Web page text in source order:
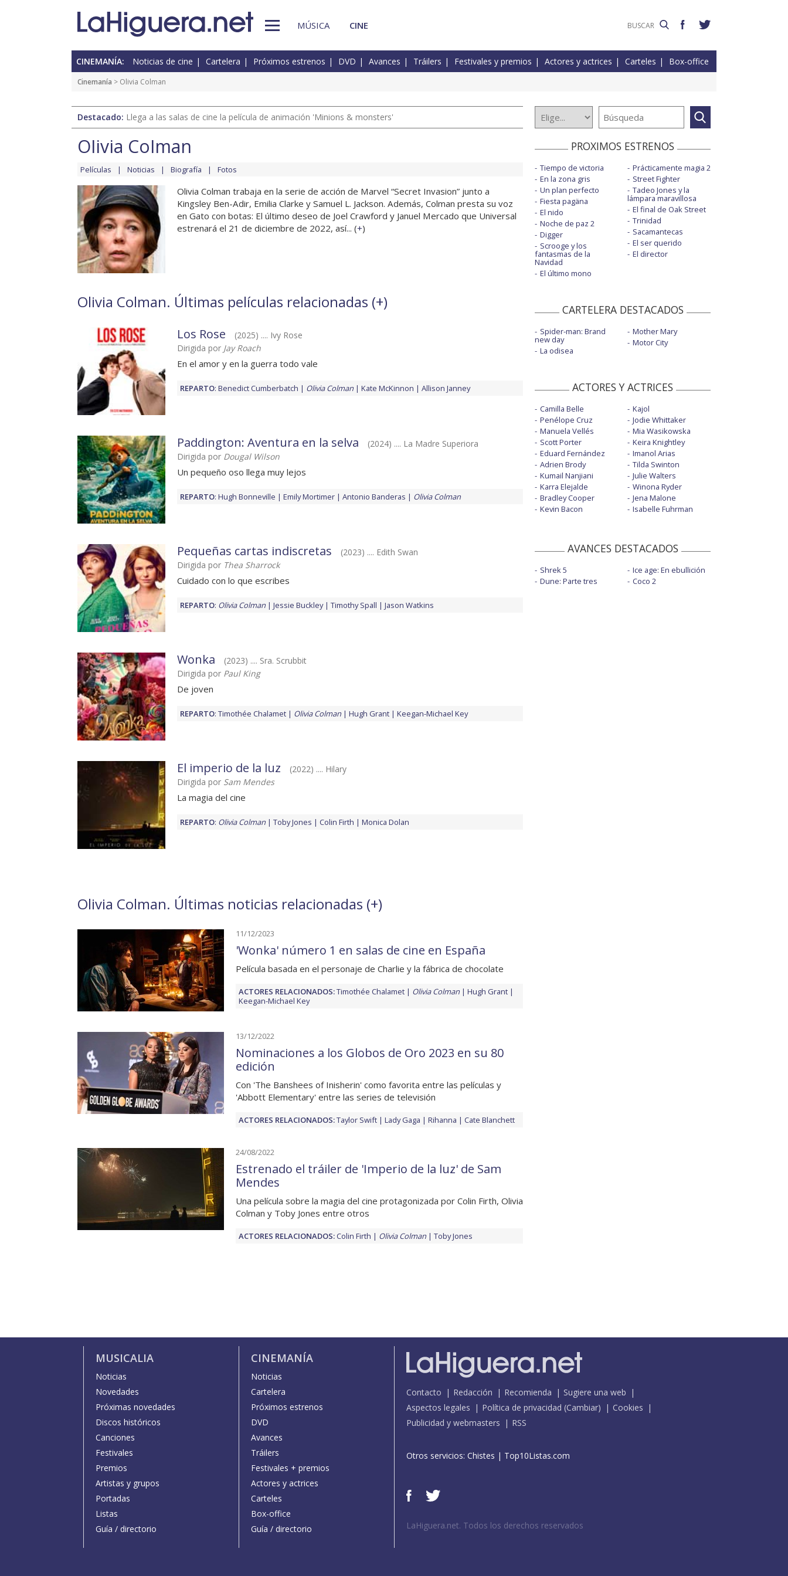
MÚSICA CINE
CINEMANÍA: Noticias de cine Cartelera Próximos estrenos DVD Avances Tráilers Festivales y premios Actores y actrices Carteles Box-office
Cinemanía > Olivia Colman
Destacado: Llega a las salas de cine la película de animación 'Minions & monsters'
Olivia Colman
Películas Noticias Biografía Fotos
Olivia Colman trabaja en la serie de acción de Marvel “Secret Invasion” junto a
Kingsley Ben-Adir, Emilia Clarke y Samuel L. Jackson. Además, Colman presta su voz
en Gato con botas: El último deseo de Joel Crawford y Januel Mercado que Universal
estrenará el 21 de diciembre de 2022, así... (+)
Olivia Colman. Últimas películas relacionadas (+)
Los Rose
(2025) .... Ivy Rose
Dirigida por Jay Roach
En el amor y en la guerra todo vale
REPARTO: Benedict Cumberbatch Olivia Colman Kate McKinnon Allison Janney
Paddington: Aventura en la selva
(2024) .... La Madre Superiora
Dirigida por Dougal Wilson
Un pequeño oso llega muy lejos
REPARTO: Hugh Bonneville Emily Mortimer Antonio Banderas Olivia Colman
Pequeñas cartas indiscretas
(2023) .... Edith Swan
Dirigida por Thea Sharrock
Cuidado con lo que escribes
REPARTO: Olivia Colman Jessie Buckley Timothy Spall Jason Watkins
Wonka
(2023) .... Sra. Scrubbit
Dirigida por Paul King
De joven
REPARTO: Timothée Chalamet Olivia Colman Hugh Grant Keegan-Michael Key
El imperio de la luz
(2022) .... Hilary
Dirigida por Sam Mendes
La magia del cine
REPARTO: Olivia Colman Toby Jones Colin Firth Monica Dolan
Olivia Colman. Últimas noticias relacionadas (+)
11/12/2023
'Wonka' número 1 en salas de cine en España
Película basada en el personaje de Charlie y la fábrica de chocolate
ACTORES RELACIONADOS:Timothée Chalamet Olivia Colman
Hugh Grant
Keegan-Michael Key
13/12/2022
Nominaciones a los Globos de Oro 2023 en su 80
edición
Con 'The Banshees of Inisherin' como favorita entre las películas y
'Abbott Elementary' entre las series de televisión
ACTORES RELACIONADOS:Taylor Swift Lady Gaga Rihanna Cate Blanchett
24/08/2022
Estrenado el tráiler de 'Imperio de la luz' de Sam
Mendes
Una película sobre la magia del cine protagonizada por Colin Firth, Olivia
Colman y Toby Jones entre otros
ACTORES RELACIONADOS:Colin Firth Olivia Colman Toby Jones
PROXIMOS ESTRENOS
Tiempo de victoria
En la zona gris
Un plan perfecto
Fiesta pagäna
El nido
Noche de paz 2
Digger
Scrooge y los
fantasmas de la
Navidad
El último mono
Prácticamente magia 2
Street Fighter
Tadeo Jones y la
lámpara maravillosa
El final de Oak Street
Trinidad
Sacamantecas
El ser querido
El director
CARTELERA DESTACADOS
Spider-man: Brand
new day
La odisea
Mother Mary
Motor City
ACTORES Y ACTRICES
Camilla Belle
Penélope Cruz
Manuela Vellés
Scott Porter
Eduard Fernández
Adrien Brody
Kumail Nanjiani
Karra Elejalde
Bradley Cooper
Kevin Bacon
Kajol
Jodie Whittaker
Mia Wasikowska
Keira Knightley
Imanol Arias
Tilda Swinton
Julie Walters
Winona Ryder
Jena Malone
Isabelle Fuhrman
AVANCES DESTACADOS
Shrek 5
Dune: Parte tres
Ice age: En ebullición
Coco 2
MUSICALIA
Noticias
Novedades
Próximas novedades
Discos históricos
Canciones
Festivales
Premios
Artistas y grupos
Portadas
Listas
Guía / directorio
CINEMANÍA
Noticias
Cartelera
Próximos estrenos
DVD
Avances
Tráilers
Festivales + premios
Actores y actrices
Carteles
Box-office
Guía / directorio
Contacto Redacción Recomienda
Sugiere una web
Aspectos legales
Política de privacidad (Cambiar)
Cookies
Publicidad y webmasters
RSS
Otros servicios: Chistes | Top10Listas.com
LaHiguera.net. Todos los derechos reservados